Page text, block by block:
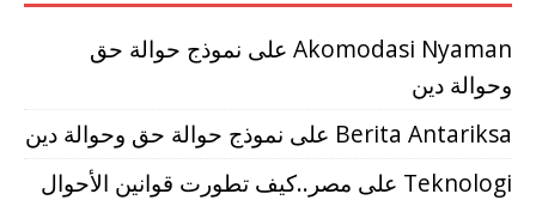
Akomodasi Nyaman على نموذج حوالة حق
وحوالة دين
Berita Antariksa على نموذج حوالة حق وحوالة دين
Teknologi على مصر..كيف تطورت قوانين الأحوال